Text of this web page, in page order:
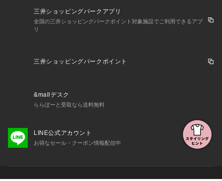
三井ショッピングパークアプリ
全国の三井ショッピングパークポイント対象施設でご利用できるアプ
リ
三井ショッピングパークポイント
&mallデスク
ららぽーと受取なら送料無料
LINE公式アカウント
お得なセール・クーポン情報配信中